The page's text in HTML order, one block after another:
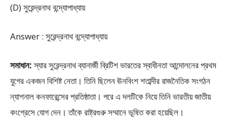
(D) সুরেন্দ্রনাথ বন্দ্যোপাধ্যায়
Answer : সুরেন্দ্রনাথ বন্দ্যোপাধ্যায়
সমাধান:স্যার সুরেন্দ্রনাথ ব্যানার্জী ব্রিটিশ ভারতের স্বাধীনতা আন্দোলনের প্রথম
যুগের একজন বিশিষ্ট নেতা। তিনি ছিলেন ঊনবিংশ শতাব্দীর রাজনৈতিক সংগঠন
ন্যাশনাল কনফারেন্সের প্রতিষ্ঠাতা। পরে এ দলটিকে নিয়ে তিনি ভারতীয় জাতীয়
কংগ্রেসে যোগ দেন। তাঁকে রাষ্ট্রগুরু সম্মানে ভূষিত করা হয়েছিল।